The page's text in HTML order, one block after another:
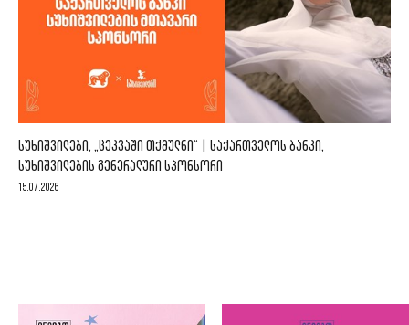
ᲡᲣᲮᲘᲨᲕᲘᲚᲔᲑᲘ, „ᲪᲔᲙᲕᲐᲨᲘ ᲗᲥᲛᲣᲚᲜᲘ“ | ᲡᲐᲥᲐᲠᲗᲕᲔᲚᲝᲡ ᲑᲐᲜᲙᲘ,
ᲡᲣᲮᲘᲨᲕᲘᲚᲔᲑᲘᲡ ᲒᲔᲜᲔᲠᲐᲚᲣᲠᲘ ᲡᲞᲝᲜᲡᲝᲠᲘ
15.07.2026